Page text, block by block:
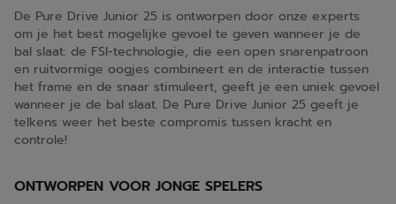
De Pure Drive Junior 25 is ontworpen door onze experts
om je het best mogelijke gevoel te geven wanneer je de
bal slaat: de FSI-technologie, die een open snarenpatroon
en ruitvormige oogjes combineert en de interactie tussen
het frame en de snaar stimuleert, geeft je een uniek gevoel
wanneer je de bal slaat. De Pure Drive Junior 25 geeft je
telkens weer het beste compromis tussen kracht en
controle!
ONTWORPEN VOOR JONGE SPELERS